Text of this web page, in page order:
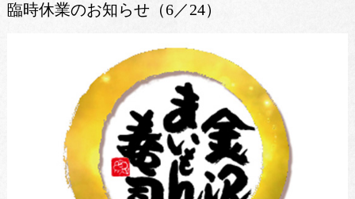
臨時休業のお知らせ（6／24）